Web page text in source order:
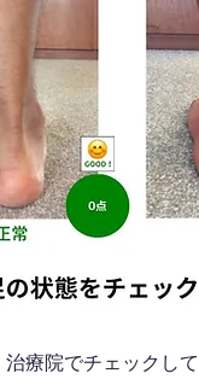
療院でチェックし